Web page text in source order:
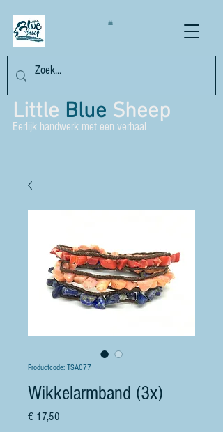
Little Blue Sheep
Eerlijk handwerk met een verhaal
Productcode: TSA077
Wikkelarmband (3x)
€ 17,50